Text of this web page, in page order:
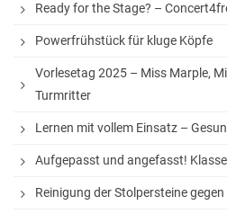
Aufs Mathe-Studium
Ausbildungs- und
Gemeinsam „Lernen lernen“
Soziales Lernen
Methodentraining
Wettbewerbe
Ready for the Stage? –
Powerfrühstück für kluge Köpfe
Vorlesetag 2025 – Miss Marple,
Turmritter
Lernen mit vollem Einsatz –
Aufgepasst und angefasst!
Reinigung der Stolpersteine